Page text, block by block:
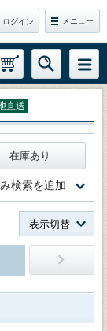
ログイン メニュー
直送
在庫あり
検索を追加
表示切替